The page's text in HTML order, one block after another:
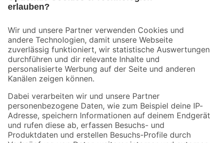
Der toom Newsletter: Keine Angebote und Aktionen mehr verpassen!
Zur Newsletter Anmeldung
Folge uns
Zahlungsarten Versandarten